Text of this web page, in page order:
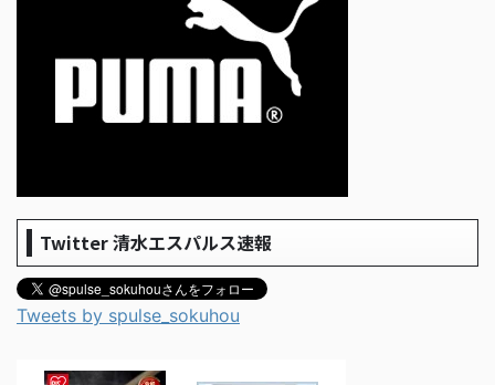
Twitter 清水エスパルス速報
Tweets by spulse_sokuhou